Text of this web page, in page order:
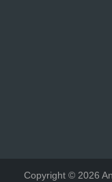
Copyright © 2026